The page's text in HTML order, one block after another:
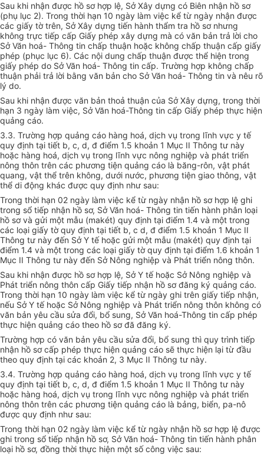
Sau khi nhận được hồ sơ hợp lệ, Sở Xây dựng có Biên nhận hồ sơ
(phụ lục 2). Trong thời hạn 10 ngày làm việc kể từ ngày nhận được
các giấy tờ trên, Sở Xây dựng tiến hành thẩm tra hồ sơ nhưng
không trực tiếp cấp Giấy phép xây dựng mà có văn bản trả lời cho
Sở Văn hoá- Thông tin chấp thuận hoặc không chấp thuận cấp giấy
phép (phục lục 6). Các nội dung chấp thuận được thể hiện trong
giấy phép do Sở Văn hoá- Thông tin cấp. Trường hợp không chấp
thuận phải trả lời bằng văn bản cho Sở Văn hoá- Thông tin và nêu rõ
lý do.
Sau khi nhận được văn bản thoả thuận của Sở Xây dựng, trong thời
hạn 3 ngày làm việc, Sở Văn hoá-Thông tin cấp Giấy phép thực hiện
quảng cáo.
3.3. Trường hợp quảng cáo hàng hoá, dịch vụ trong lĩnh vực y tế
quy định tại tiết b, c, d, đ điểm 1.5 khoản 1 Mục II Thông tư này
hoặc hàng hoá, dịch vụ trong lĩnh vực nông nghiệp và phát triển
nông thôn trên các phương tiện quảng cáo là băng-rôn, vật phát
quang, vật thể trên không, dưới nước, phương tiện giao thông, vật
thể di động khác được quy định như sau:
Trong thời hạn 02 ngày làm việc kể từ ngày nhận hồ sơ hợp lệ ghi
trong sổ tiếp nhận hồ sơ, Sở Văn hoá- Thông tin tiến hành phân loại
hồ sơ và gửi một mẫu (makét) quy định tại điểm 1.4 và một trong
các loại giấy tờ quy định tại tiết b, c d, đ điểm 1.5 khoản 1 Mục II
Thông tư này đến Sở Y tế hoặc gửi một mẫu (makét) quy định tại
điểm 1.4 và một trong các loại giấy tờ quy định tại điểm 1.6 khoản 1
Mục II Thông tư này đến Sở Nông nghiệp và Phát triển nông thôn.
Sau khi nhận được hồ sơ hợp lệ, Sở Y tế hoặc Sở Nông nghiệp và
Phát triển nông thôn cấp Giấy tiếp nhận hồ sơ đăng ký quảng cáo.
Trong thời hạn 10 ngày làm việc kể từ ngày ghi trên giấy tiếp nhận,
nếu Sở Y tế hoặc Sở Nông nghiệp và Phát triển nông thôn không có
văn bản yêu cầu sửa đổi, bổ sung, Sở Văn hoá-Thông tin cấp phép
thực hiện quảng cáo theo hồ sơ đă đăng ký.
Trường hợp có văn bản yêu cầu sửa đổi, bổ sung thì quy trình tiếp
nhận hồ sơ cấp phép thực hiện quảng cáo sẽ thực hiện lại từ đầu
theo quy định tại các khoản 2, 3 Mục II Thông tư này.
3.4. Trường hợp quảng cáo hàng hoá, dịch vụ trong lĩnh vực y tế
quy định tại tiết b, c, d, đ điểm 1.5 khoản 1 Mục II Thông tư này
hoặc hàng hoá, dịch vụ trong lĩnh vực nông nghiệp và phát triển
nông thôn trên các phương tiện quảng cáo là bảng, biển, pa-nô
được quy định như sau:
Trong thời hạn 02 ngày làm việc kể từ ngày nhận hồ sơ hợp lệ được
ghi trong sổ tiếp nhận hồ sơ, Sở Văn hoá- Thông tin tiến hành phân
loại hồ sơ, đồng thời thực hiện một số công việc sau: